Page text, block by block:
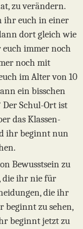
zu verändern.
ihr euch in einer
dort gleich wie
immer noch
noch mit
im Alter von 10
ein bisschen
Der Schul-Ort ist
das Klassen-
ihr beginnt nun
Bewusstsein zu
die ihr nie für
die ihr
beginnt zu sehen,
beginnt jetzt zu